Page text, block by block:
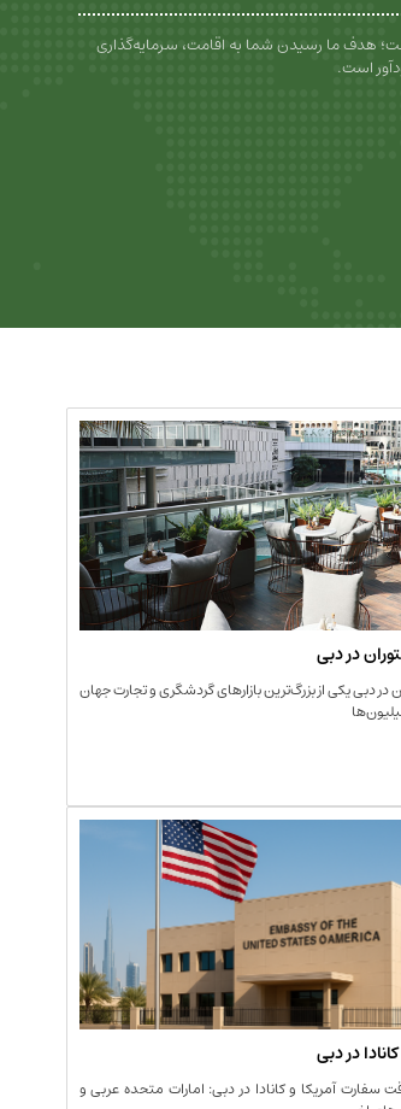
هدف ما رسیدن شما به اقامت، سرمایه‌گذاری
است.
در دبی
دبی یکی از بزرگ‌ترین بازارهای گردشگری و تجارت جهان
در دبی
سفارت آمریکا و کانادا در دبی: امارات متحده عربی و